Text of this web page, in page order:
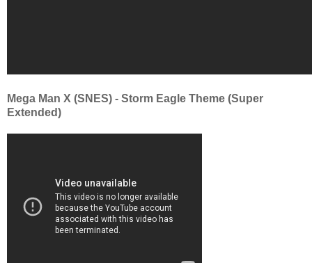
Mega Man X (SNES) - Storm Eagle Theme (Super
Extended)